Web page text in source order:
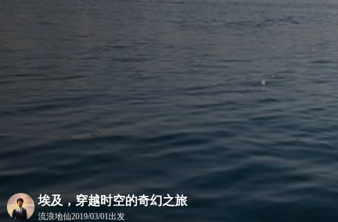
埃及，穿越时空的奇幻之旅
流浪地仙2019/03/01出发